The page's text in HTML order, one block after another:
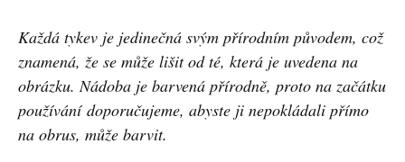
Každá tykev je jedinečná svým přírodním původem, což
znamená, že se může lišit od té, která je uvedena na
obrázku. Nádoba je barvená přírodně, proto na začátku
používání doporučujeme, abyste ji nepokládali přímo
na obrus, může barvit.